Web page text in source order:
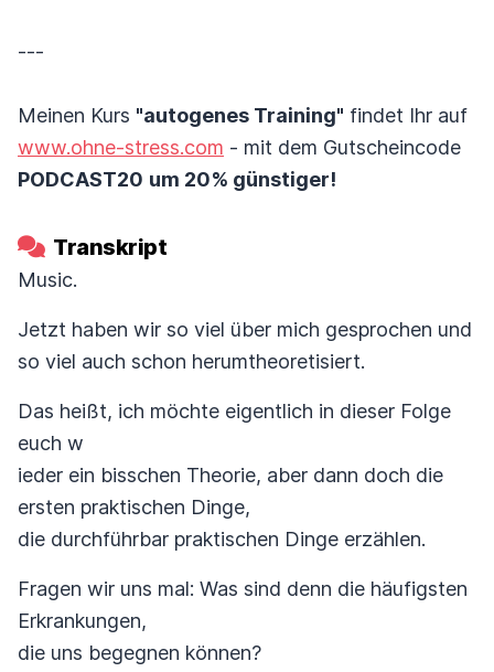
---
Meinen Kurs "autogenes Training" findet Ihr auf
www.ohne-stress.com - mit dem Gutscheincode
PODCAST20 um 20% günstiger!
Transkript
Music.
Jetzt haben wir so viel über mich gesprochen und
so viel auch schon herumtheoretisiert.
Das heißt, ich möchte eigentlich in dieser Folge
euch w
ieder ein bisschen Theorie, aber dann doch die
ersten praktischen Dinge,
die durchführbar praktischen Dinge erzählen.
Fragen wir uns mal: Was sind denn die häufigsten
Erkrankungen,
die uns begegnen können?